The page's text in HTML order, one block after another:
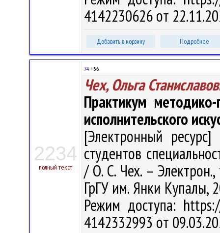
4142230626 от
Добавить в корзину Подробнее
2234
полный текст
74 Ч56
Чех, Ольга
Практикум методико-
исполнительского
[Электронный
студентов
/ О. С. Чех. –
ГрГУ им. Янки Купалы,
Режим доступа:
4142332993 от